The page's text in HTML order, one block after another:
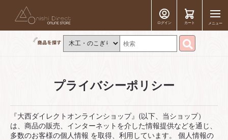
ログイン カート メニュー
プライバシーポリシー
『⼤⻄ダイレクトオンラインショップ』(以下、当ショップ）
は、商品の販売、インターネットを介した情報提供などを通じ、
多数のお客様の個⼈情報 を取得、利⽤しています。 個⼈情報の